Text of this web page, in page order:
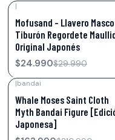
|
Mofusand – Llavero
Tiburón Regordete
Original Japonés
$24.990$29.990
|bandai
Whale Moses Saint Cloth
Myth Bandai Figure
Japonesa]